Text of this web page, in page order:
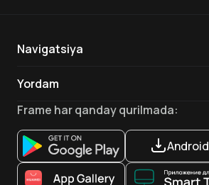
Navigatsiya
Yordam
Aloqa
Ilovalar
Frame har qanday qurilmada:
Android